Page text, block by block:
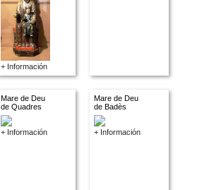
+ Información
Mare de Deu
de Quadres
+ Información
Mare de Deu
de Badès
+ Información